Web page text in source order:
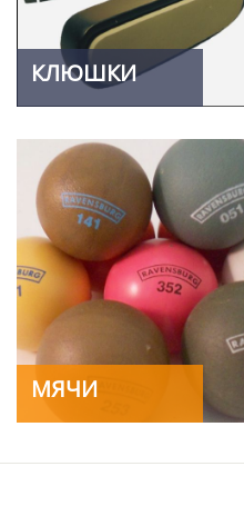
КЛЮШКИ
МЯЧИ